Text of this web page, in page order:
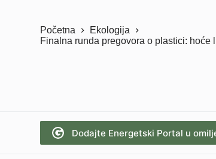
Početna
Ekologija
Finalna runda pregovora o plastici:
Dodajte Energetski Portal u